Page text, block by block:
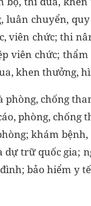
chuyển,
viên chức; thi
viên chức;
khen thưởng,
phòng, chống
phòng, chống
khám
trữ quốc gia;
bảo hiểm y